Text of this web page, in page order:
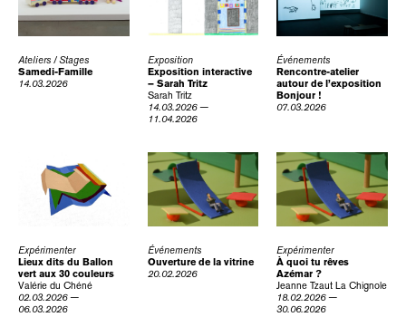
Ateliers / Stages
Samedi-Famille
14.03.2026
Exposition
Exposition interactive
– Sarah Tritz
Sarah Tritz
14.03.2026 —
11.04.2026
Événements
Rencontre-atelier
autour de l’exposition
Bonjour !
07.03.2026
Expérimenter
Lieux dits du Ballon
vert aux 30 couleurs
Valérie du Chéné
02.03.2026 —
06.03.2026
Événements
Ouverture de la vitrine
20.02.2026
Expérimenter
À quoi tu rêves
Azémar ?
Jeanne Tzaut La Chignole
18.02.2026 —
30.06.2026